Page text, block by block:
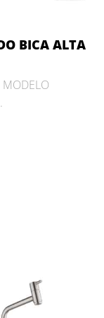
BICA ALTA